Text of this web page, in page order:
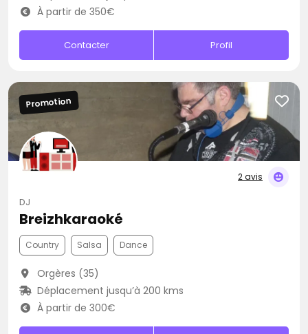
À partir de 350€
Contacter Profil
2 avis
Promotion
DJ
Breizhkaraoké
Country Salsa Dance
Orgères (35)
Déplacement jusqu’à 200 kms
À partir de 300€